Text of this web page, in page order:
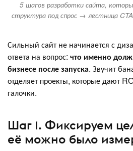
5 шагов разработки сайта,
структура под спрос → лестница
Сильный сайт не начинается с
ответа на вопрос: что именно
бизнесе после запуска. Звучит
отделяет проекты, которые дают
галочки.
Шаг 1. Фиксируем
её можно было